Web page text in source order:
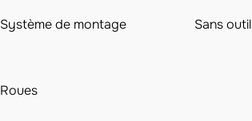
Système de montage Sans outil
Roues